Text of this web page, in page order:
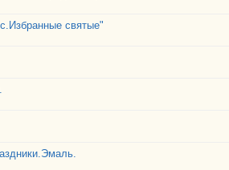
святые"